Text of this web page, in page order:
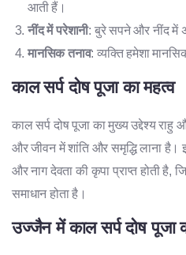
आती हैं।
नींद में परेशानी: बुरे सपने और नींद में
मानसिक तनाव: व्यक्ति हमेशा
काल सर्प दोष पूजा का महत्व
काल सर्प दोष पूजा का मुख्य उद्देश्य
और जीवन में शांति और समृद्धि लाना है।
और नाग देवता की कृपा प्राप्त होती
समाधान होता है।
उज्जैन में काल सर्प दोष पूजा